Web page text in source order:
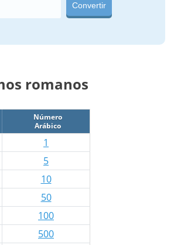
Convertir
romanos
Número
Arábico
1
5
10
50
100
500